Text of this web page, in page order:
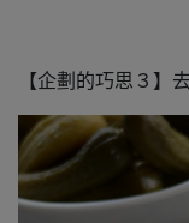
【企劃的巧思３】